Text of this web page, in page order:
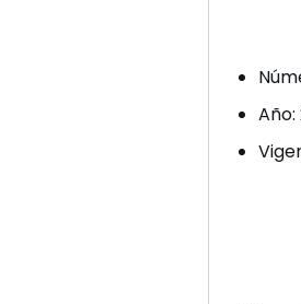
Año: